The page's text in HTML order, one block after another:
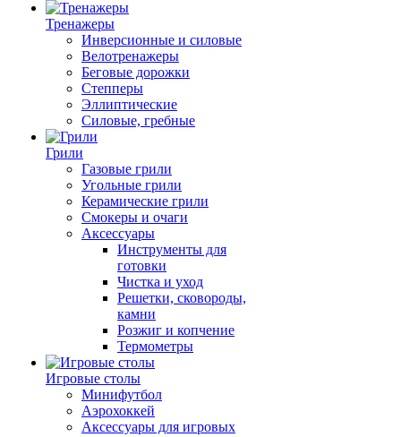
Тренажеры
Инверсионные и силовые
Велотренажеры
Беговые дорожки
Степперы
Эллиптические
Силовые, гребные
Грили
Газовые грили
Угольные грили
Керамические грили
Смокеры и очаги
Аксессуары
Инструменты для
готовки
Чистка и уход
Решетки, сковороды,
камни
Розжиг и копчение
Термометры
Игровые столы
Минифутбол
Аэрохоккей
Аксессуары для игровых